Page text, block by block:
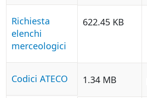
Richiesta
elenchi
merceologici
622.45 KB
Codici ATECO 1.34 MB